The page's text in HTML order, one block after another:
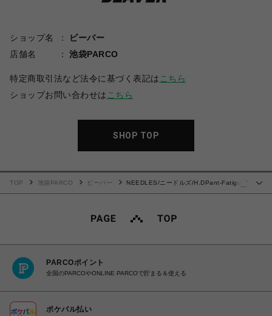
ショップ名
ビーバー
店舗名
池袋PARCO
特定商取引法など法令に基づく表記は こちら
ショップお問い合わせは こちら
SHOP TOP
TOP 池袋PARCO ビーバー
NEEDLES/ニードルズ/H.DPant-Fatigue/
PARCOポイント
全国のPARCOやONLINE PARCOで貯まる＆使える
ポケパル払い